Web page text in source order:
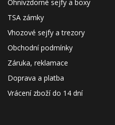
Ohnivzdorné sejfy a boxy
TSA zámky
Vhozové sejfy a trezory
Obchodní podmínky
Záruka, reklamace
Doprava a platba
Vrácení zboží do 14 dní